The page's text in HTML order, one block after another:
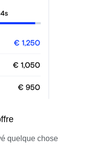
quelque chose